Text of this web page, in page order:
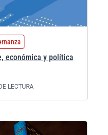
económica y política
LECTURA